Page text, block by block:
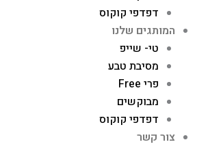
דפדפי קוקוס
המותגים שלנו
טי- שייפ
מסיבת טבע
פרי Free
מבוקשים
דפדפי קוקוס
צור קשר